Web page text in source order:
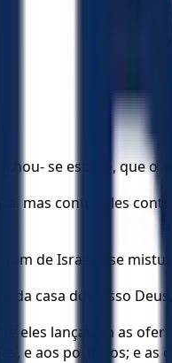
se escrito, que
mas contra eles
de Israel e se
da casa do nosso
eles lançavam as
e aos porteiros; e as